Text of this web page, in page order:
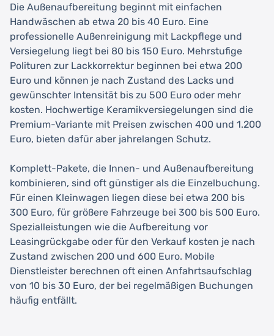
Die Außenaufbereitung beginnt mit einfachen
Handwäschen ab etwa 20 bis 40 Euro. Eine
professionelle Außenreinigung mit Lackpflege und
Versiegelung liegt bei 80 bis 150 Euro. Mehrstufige
Polituren zur Lackkorrektur beginnen bei etwa 200
Euro und können je nach Zustand des Lacks und
gewünschter Intensität bis zu 500 Euro oder mehr
kosten. Hochwertige Keramikversiegelungen sind die
Premium-Variante mit Preisen zwischen 400 und 1.200
Euro, bieten dafür aber jahrelangen Schutz.
Komplett-Pakete, die Innen- und Außenaufbereitung
kombinieren, sind oft günstiger als die Einzelbuchung.
Für einen Kleinwagen liegen diese bei etwa 200 bis
300 Euro, für größere Fahrzeuge bei 300 bis 500 Euro.
Spezialleistungen wie die Aufbereitung vor
Leasingrückgabe oder für den Verkauf kosten je nach
Zustand zwischen 200 und 600 Euro. Mobile
Dienstleister berechnen oft einen Anfahrtsaufschlag
von 10 bis 30 Euro, der bei regelmäßigen Buchungen
häufig entfällt.